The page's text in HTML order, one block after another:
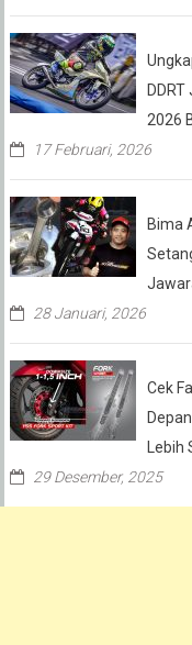
2026
17 Februari, 2026
Bima
28 Januari, 2026
Cek
Lebih
29 Desember, 2025